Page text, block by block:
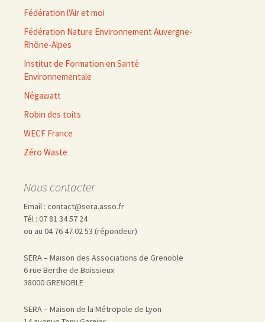
Fédération l'Air et moi
Fédération Nature Environnement Auvergne-
Rhône-Alpes
Institut de Formation en Santé
Environnementale
Négawatt
Robin des toits
WECF France
Zéro Waste
Nous contacter
Email : contact@sera.asso.fr
Tél : 07 81 34 57 24
ou au 04 76 47 02 53 (répondeur)
SERA – Maison des Associations de Grenoble
6 rue Berthe de Boissieux
38000 GRENOBLE
SERA – Maison de la Métropole de Lyon